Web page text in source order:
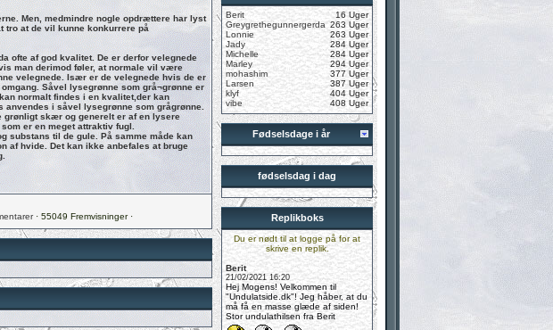
Men, medmindre nogle opdrættere har lyst
tro at de vil kunne konkurrere på
ofte af god kvalitet. De er derfor velegnede
man derimod føler, at normale vil være
velegnede. Især er de velegnede hvis de er
Såvel lysegrønne som grå¬grønne er
normalt findes i en kvalitet,der kan
i såvel lysegrønne som grågrønne.
grønligt skær og generelt er af en lysere
er en meget attraktiv fugl.
substans til de gule. På samme måde kan
af hvide. Det kan ikke anbefales at bruge
· 55049 Fremvisninger ·
Berit
16 Uger
Greygrethegunnergerda 263 Uger
Lonnie
263 Uger
Jady
284 Uger
Michelle
284 Uger
Marley
294 Uger
mohashim
377 Uger
Larsen
387 Uger
klyf
404 Uger
vibe
408 Uger
Fødselsdage i år
fødselsdag i dag
Replikboks
Du er nødt til at logge på for at
skrive en replik.
Berit
21/02/2021 16:20
Hej Mogens! Velkommen til
"Undulatside.dk"! Jeg håber, at du
må få en masse glæde af siden!
Stor undulathilsen fra Berit